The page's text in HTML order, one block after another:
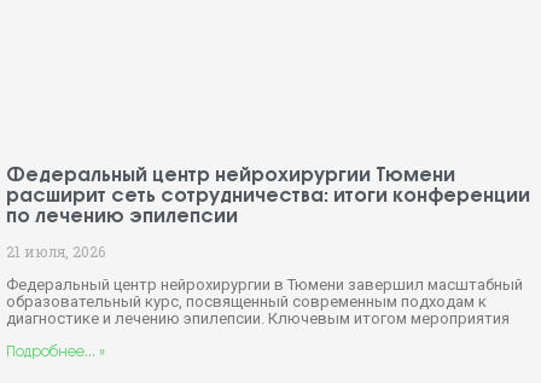
Федеральный центр нейрохирургии Тюмени
расширит сеть сотрудничества: итоги конференции
по лечению эпилепсии
21 июля, 2026
Федеральный центр нейрохирургии в Тюмени завершил масштабный
образовательный курс, посвященный современным подходам к
диагностике и лечению эпилепсии. Ключевым итогом мероприятия
Подробнее... »